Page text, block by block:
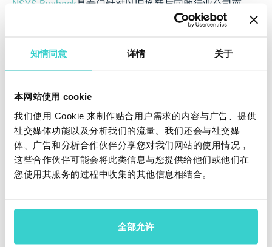
知情同意 详情 关于
本网站使用 cookie
我们使用 Cookie 来制作贴合用户需求的内容与广告、提供
社交媒体功能以及分析我们的流量。我们还会与社交媒
体、广告和分析合作伙伴分享您对我们网站的使用情况，
这些合作伙伴可能会将此类信息与您提供给他们或他们在
您使用其服务的过程中收集的其他信息相结合。
全部允许
NSYS Buyback是专门针对以旧换新与回购行业公司而
研发的平台。此种平台帮助那些参加回购行业的公司提
高经营利润、消除人为错误和不必的开支、提高客户的
通过可调式的测试判断出准确设备价格
基于市场价格计算手机回收价格
云平台管理系统，自动收集所有交易的数据
内置和简单的手机诊断流程
可上传自己的设备清单